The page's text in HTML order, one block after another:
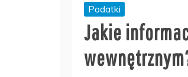
Podatki
Jakie